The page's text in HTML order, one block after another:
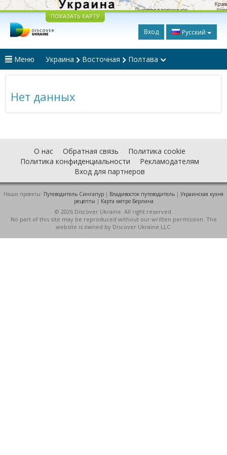
ПОКАЗАТЬ КАРТУ
Вход Русский
Меню Украина Восточная Полтава
Нет данных
О нас Обратная связь
Политика cookie
Политика конфиденциальности
Рекламодателям
Вход для партнеров
Наши проекты: Путеводитель Сингапур | Владивосток путеводитель | Украинская кухня
рецепты | Карта метро Берлина
© 2026 Discover Ukraine. All right reserved.
No part of this site may be reproduced without our written permission. The
website is owned by Discover Ukraine LLC.